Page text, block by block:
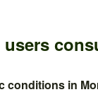
conditions in